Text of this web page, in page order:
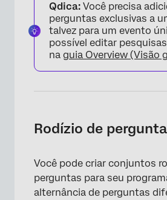
Qdica: Você precisa
perguntas exclusivas a
talvez para um evento
possível editar
na guia Overview (Visão
Rodízio de
Você pode criar conjuntos
perguntas para seu
alternância de perguntas